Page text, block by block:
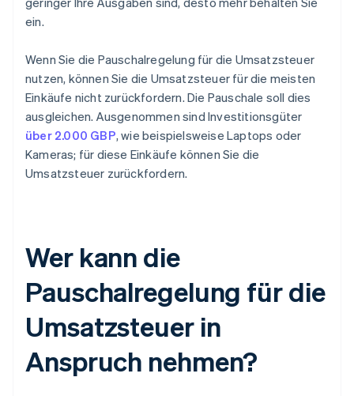
ein.
Wenn Sie die Pauschalregelung für die Umsatzsteuer
nutzen, können Sie die Umsatzsteuer für die meisten
Einkäufe nicht zurückfordern. Die Pauschale soll dies
ausgleichen. Ausgenommen sind Investitionsgüter
über 2.000 GBP, wie beispielsweise Laptops oder
Kameras; für diese Einkäufe können Sie die
Umsatzsteuer zurückfordern.
Wer kann die
Pauschalregelung für die
Umsatzsteuer in
Anspruch nehmen?